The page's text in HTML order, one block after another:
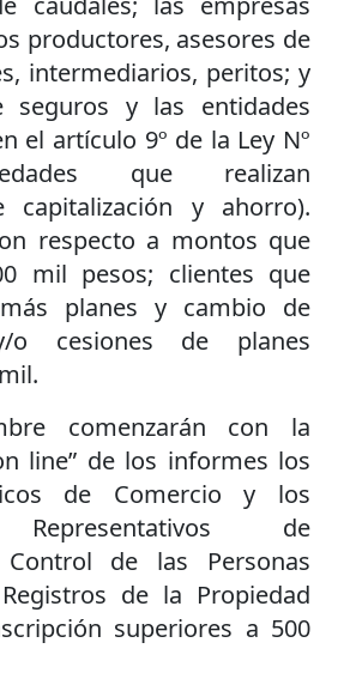
productores, asesores de
intermediarios, peritos; y
seguros y las entidades
el artículo 9º de la Ley Nº
que realizan
capitalización y ahorro).
respecto a montos que
mil pesos; clientes que
planes y cambio de
o cesiones de planes
comenzarán con la
line” de los informes los
de Comercio y los
Representativos de
Control de las Personas
de la Propiedad
superiores a 500